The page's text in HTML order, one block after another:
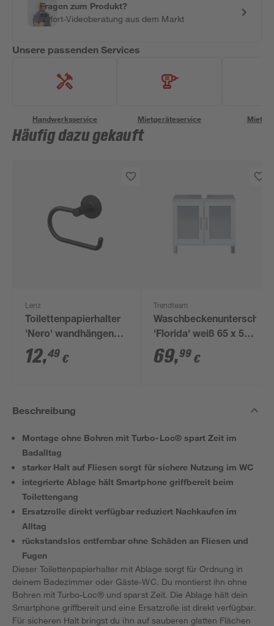
Fragen zum Produkt?
Sofort-Videoberatung aus dem Markt
Unsere passenden Services
Handwerksservice Mietgeräteservice
Häufig dazu gekauft
Lenz
Toilettenpapierhalter
'Nero' wandhängend
schwarz
12,49 €
Trendteam
'Florida' weiß 65 x 56
x 33 cm
69,99 €
Beschreibung
Montage ohne Bohren mit Turbo-Loc® spart Zeit im
Badalltag
starker Halt auf Fliesen sorgt für sichere Nutzung im WC
integrierte Ablage hält Smartphone griffbereit beim
Toilettengang
Ersatzrolle direkt verfügbar reduziert Nachkaufen im
Alltag
rückstandslos entfernbar ohne Schäden an Fliesen und
Fugen
Dieser Toilettenpapierhalter mit Ablage sorgt für Ordnung in
deinem Badezimmer oder Gäste-WC. Du montierst ihn ohne
Bohren mit Turbo-Loc® und sparst Zeit. Die Ablage hält dein
Smartphone griffbereit und eine Ersatzrolle ist direkt verfügbar.
Für sicheren Halt bringst du ihn auf sauberen glatten Flächen